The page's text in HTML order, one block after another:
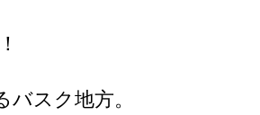
スク地方。